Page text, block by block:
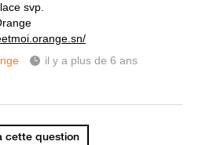
svp.
il y a plus de 6 ans
cette question